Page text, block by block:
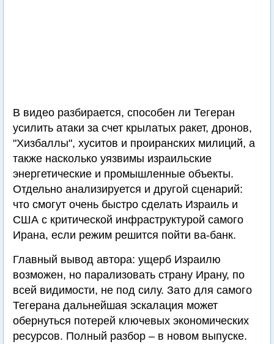
В видео разбирается, способен ли Тегеран
усилить атаки за счет крылатых ракет, дронов,
"Хизбаллы", хуситов и проиранских милиций, а
также насколько уязвимы израильские
энергетические и промышленные объекты.
Отдельно анализируется и другой сценарий:
что смогут очень быстро сделать Израиль и
США с критической инфраструктурой самого
Ирана, если режим решится пойти ва-банк.
Главный вывод автора: ущерб Израилю
возможен, но парализовать страну Ирану, по
всей видимости, не под силу. Зато для самого
Тегерана дальнейшая эскалация может
обернуться потерей ключевых экономических
ресурсов. Полный разбор – в новом выпуске.